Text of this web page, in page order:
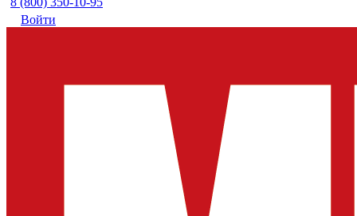
Войти